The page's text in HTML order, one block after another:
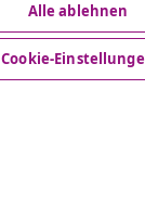
Alle ablehnen
Cookie-